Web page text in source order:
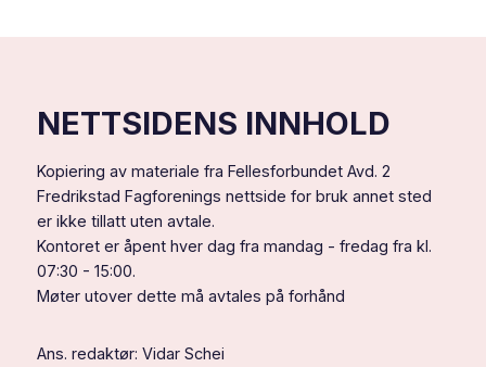
deg
NETTSIDENS INNHOLD
Kopiering av materiale fra Fellesforbundet Avd. 2
Fredrikstad Fagforenings nettside for bruk annet sted
er ikke tillatt uten avtale.
Kontoret er åpent hver dag fra mandag - fredag fra kl.
07:30 - 15:00.
Møter utover dette må avtales på forhånd
Ans. redaktør: Vidar Schei